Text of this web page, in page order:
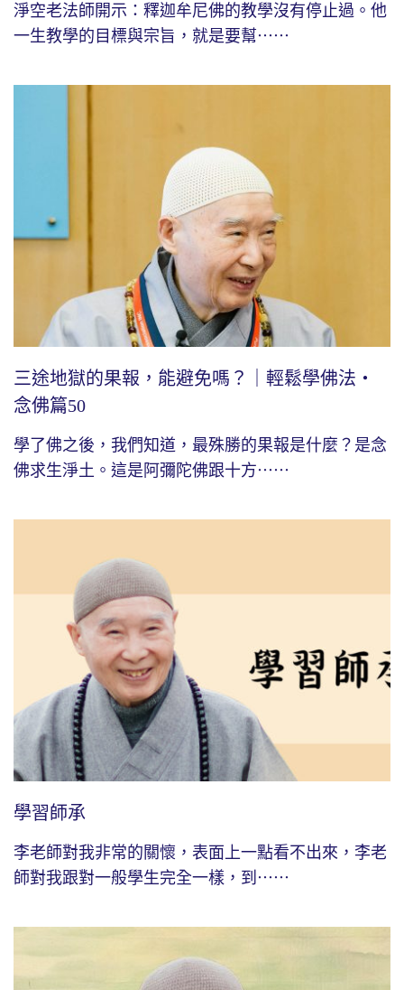
淨空老法師開示：釋迦牟尼佛的教學沒有停止過。他
一生教學的目標與宗旨，就是要幫⋯⋯
三途地獄的果報，能避免嗎？｜輕鬆學佛法・
念佛篇50
學了佛之後，我們知道，最殊勝的果報是什麼？是念
佛求生淨土。這是阿彌陀佛跟十方⋯⋯
學習師承
李老師對我非常的關懷，表面上一點看不出來，李老
師對我跟對一般學生完全一樣，到⋯⋯